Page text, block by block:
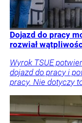
Dojazd do pracy
rozwiał
Wyrok TSUE
dojazd do pracy i
pracy. Nie dotyczy